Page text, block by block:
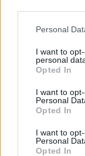
Personal
I want to
personal
Opted In
I want to
Personal
Opted In
I want to
Personal
Opted In
Efter succén på
VM vill Linnea
sidan när
samlas i irländska